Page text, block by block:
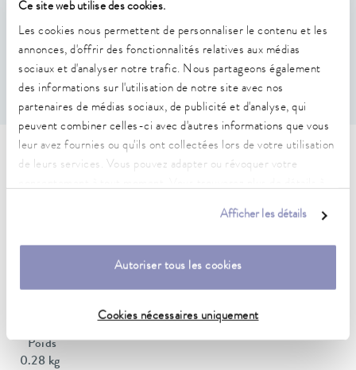
Ce site web utilise des cookies.
Les cookies nous permettent de personnaliser le contenu et les
annonces, d'offrir des fonctionnalités relatives aux médias
sociaux et d'analyser notre trafic. Nous partageons également
des informations sur l'utilisation de notre site avec nos
partenaires de médias sociaux, de publicité et d'analyse, qui
peuvent combiner celles-ci avec d'autres informations que vous
leur avez fournies ou qu'ils ont collectées lors de votre utilisation
de leurs services. Vous pouvez adapter ou révoquer votre
Afficher les détails
Autoriser tous les cookies
Cookies nécessaires uniquement
Caractéristiques
Couvercle de bain, poignée arrondie
Couvercle de bain en acier inoxydable.
Caractéristiques techniques
(selon DIN 12876)
Matériau
Acier inoxidable
Poids
0.28 kg